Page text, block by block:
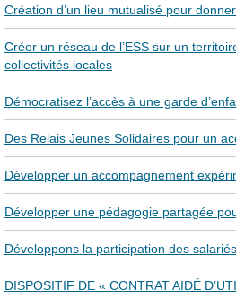
Création d’un lieu mutualisé pour
Créer un réseau de l’ESS sur un
collectivités locales
Démocratisez l’accès à une garde
Des Relais Jeunes Solidaires pour un
Développer un accompagnement
Développer une pédagogie partagée
Développons la participation des
DISPOSITIF DE « CONTRAT AIDÉ